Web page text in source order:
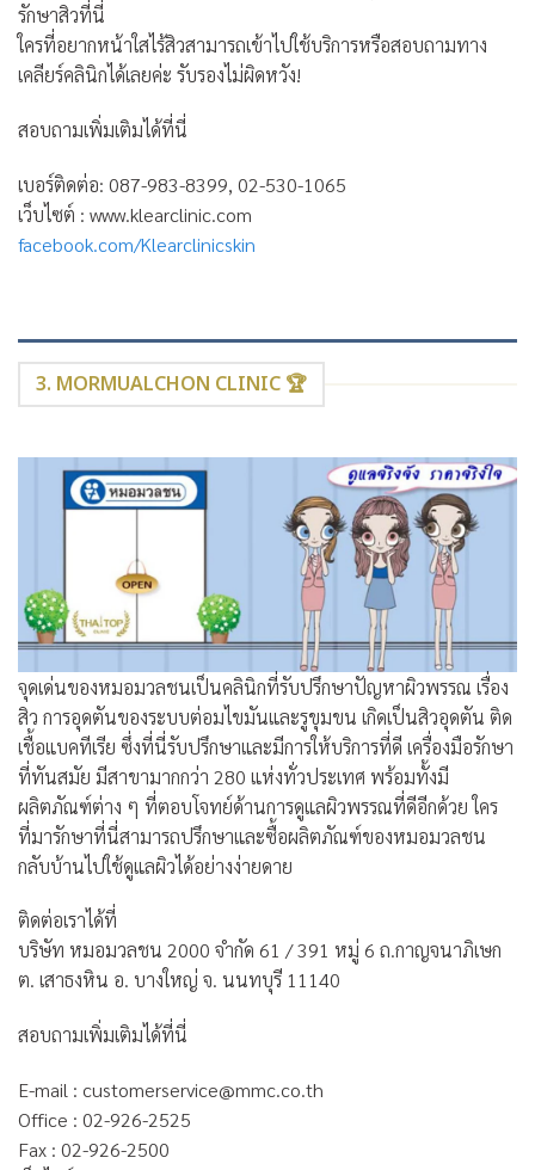
รักษาสิวที่นี่
ใครที่อยากหน้าใสไร้สิวสามารถเข้าไปใช้บริการหรือสอบถามทาง
เคลียร์คลินิกได้เลยค่ะ รับรองไม่ผิดหวัง!
สอบถามเพิ่มเติมได้ที่นี่
เบอร์ติดต่อ: 087-983-8399, 02-530-1065
เว็บไซต์ : www.klearclinic.com
facebook.com/Klearclinicskin
3. MORMUALCHON CLINIC 🏆
จุดเด่นของหมอมวลชนเป็นคลินิกที่รับปรึกษาปัญหาผิวพรรณ เรื่อง
สิว การอุดตันของระบบต่อมไขมันและรูขุมขน เกิดเป็นสิวอุดตัน ติด
เชื้อแบคทีเรีย ซึ่งที่นี่รับปรึกษาและมีการให้บริการที่ดี เครื่องมือรักษา
ที่ทันสมัย มีสาขามากกว่า 280 แห่งทั่วประเทศ พร้อมทั้งมี
ผลิตภัณฑ์ต่าง ๆ ที่ตอบโจทย์ด้านการดูแลผิวพรรณที่ดีอีกด้วย ใคร
ที่มารักษาที่นี่สามารถปรึกษาและซื้อผลิตภัณฑ์ของหมอมวลชน
กลับบ้านไปใช้ดูแลผิวได้อย่างง่ายดาย
ติดต่อเราได้ที่
บริษัท หมอมวลชน 2000 จำกัด 61 / 391 หมู่ 6 ถ.กาญจนาภิเษก
ต. เสาธงหิน อ. บางใหญ่ จ. นนทบุรี 11140
สอบถามเพิ่มเติมได้ที่นี่
E-mail : customerservice@mmc.co.th
Office : 02-926-2525
Fax : 02-926-2500